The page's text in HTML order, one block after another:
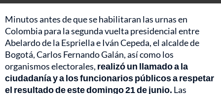
Minutos antes de que se habilitaran las urnas en
Colombia para la segunda vuelta presidencial entre
Abelardo de la Espriella e Iván Cepeda, el alcalde de
Bogotá, Carlos Fernando Galán, así como los
organismos electorales, realizó un llamado a la
ciudadanía y a los funcionarios públicos a respetar
el resultado de este domingo 21 de junio. Las